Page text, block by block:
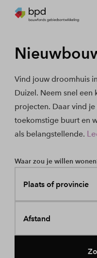
Vind jouw droomhuis
Duizel. Neem snel een
projecten. Daar vind
toekomstige buurt en
als belangstellende.
Waar zou je willen
Plaats of provincie
Afstand